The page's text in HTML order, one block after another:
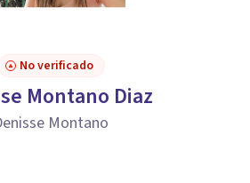
No verificado
Montano Diaz
Montano